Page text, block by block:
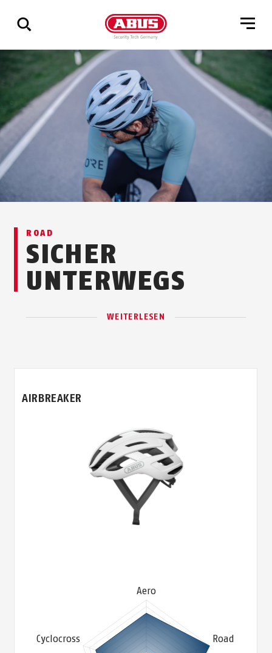
Zeige
Ergebnisse
ROAD
SICHER
UNTERWEGS
WEITERLESEN
AIRBREAKER